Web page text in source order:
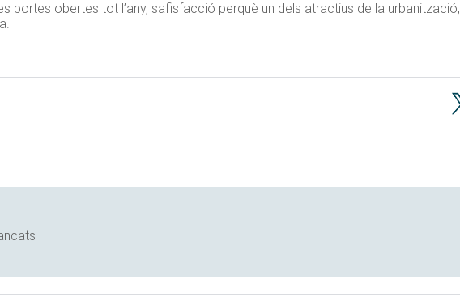
portes obertes tot l’any, safisfacció perquè un dels atractius de la urbanització,